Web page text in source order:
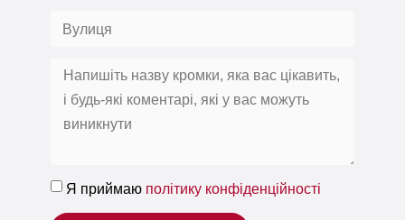
Я приймаю політику конфіденційності